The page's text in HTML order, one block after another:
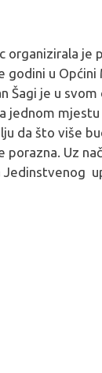
organizirala
godini u
Šagi je u
jednom
da što više
porazna. Uz
Jedinstvenog